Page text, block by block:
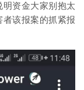
资金大家别抱太
该报案的抓紧报